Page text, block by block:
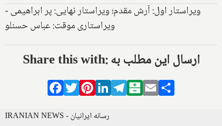
ویراستار اول: آرش مقدم؛ ویراستار نهایی: پر ابراهیمی -
ویراستاری موقت: عباس حسنلو
Share this with: ارسال این مطلب به
Facebook
TwitterPinterestLinkedIn
Telegram
Balatarin
Email
IRANIAN NEWS - رسانه ایرانیان